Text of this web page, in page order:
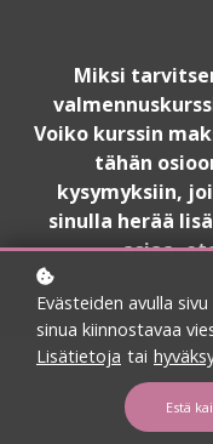
Miksi
Voiko kurssin
tähän
kysymyksiin,
sinulla herää
asiaa,
Evästeiden avulla
sinua kiinnostavaa
Lisätietoja tai
Estä